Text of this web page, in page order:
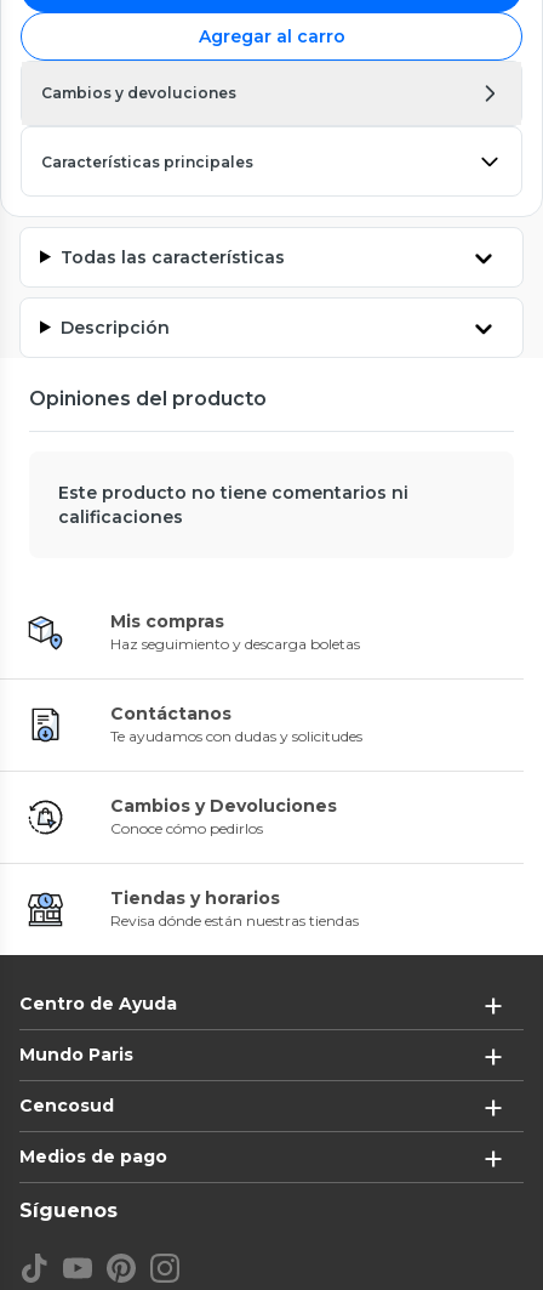
Agregar al carro
Cambios y devoluciones
Características principales
Todas las características
Descripción
Opiniones del producto
Este producto no tiene comentarios ni
calificaciones
Mis compras
Haz seguimiento y descarga boletas
Contáctanos
Te ayudamos con dudas y solicitudes
Cambios y Devoluciones
Conoce cómo pedirlos
Tiendas y horarios
Revisa dónde están nuestras tiendas
Centro de Ayuda
Mundo Paris
Cencosud
Medios de pago
Síguenos